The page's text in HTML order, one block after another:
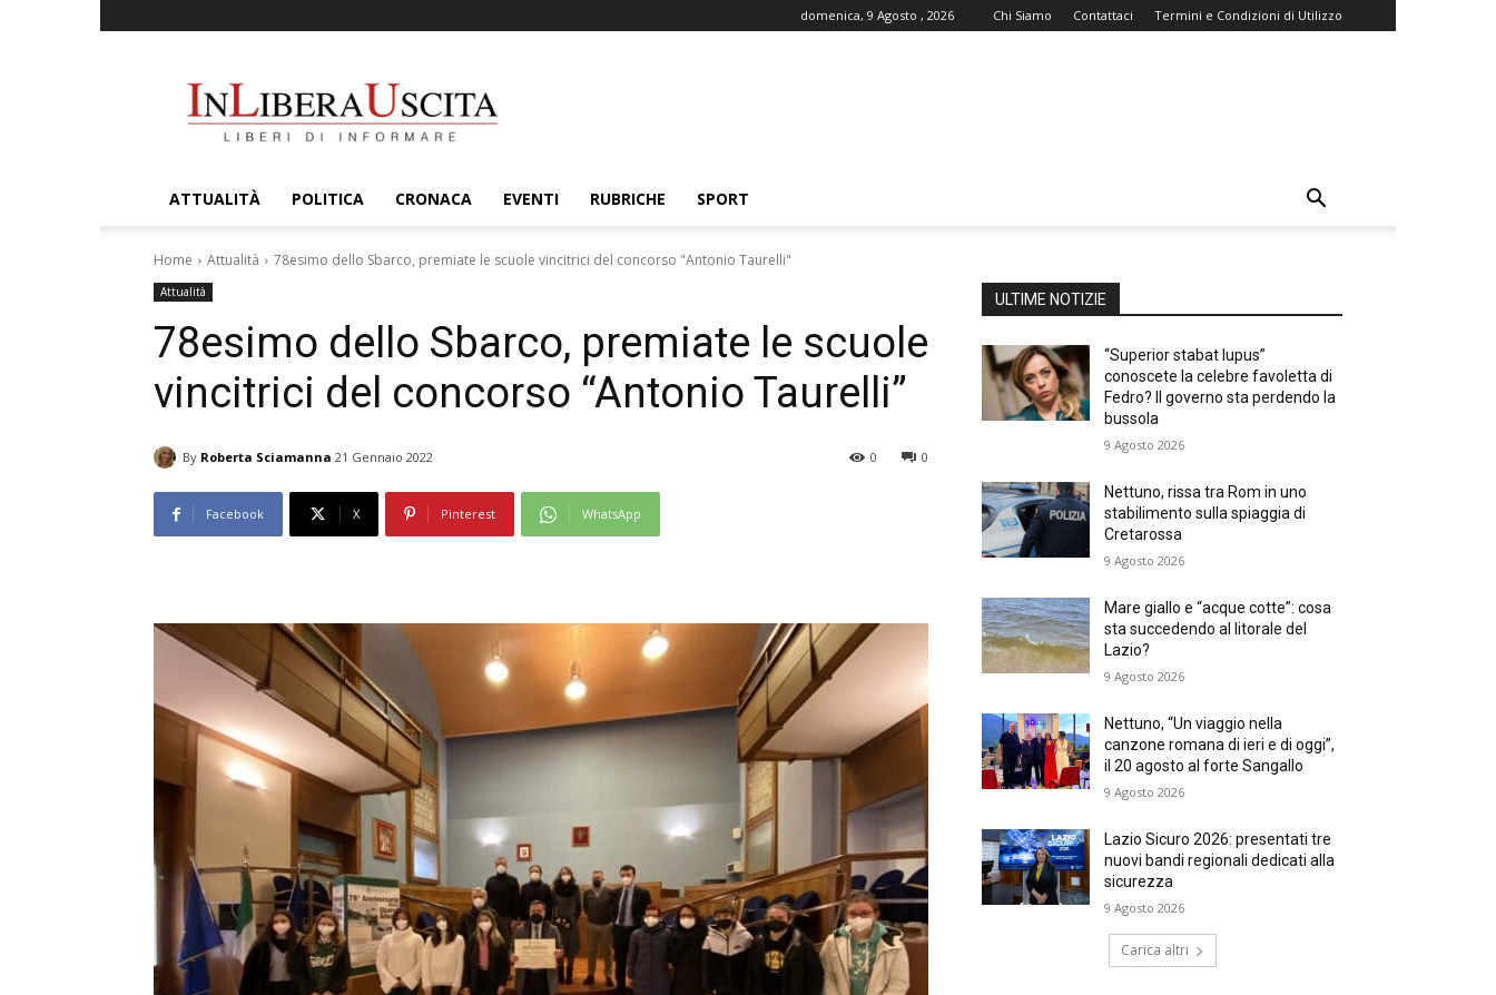
domenica, 9 Agosto , 2026 Chi Siamo Contattaci Termini e Condizioni di Utilizzo
ATTUALITÀ POLITICA CRONACA EVENTI RUBRICHE SPORT
Home Attualità 78esimo dello Sbarco, premiate le scuole vincitrici del concorso "Antonio Taurelli"
Attualità
78esimo dello Sbarco, premiate le scuole
vincitrici del concorso “Antonio Taurelli”
By Roberta Sciamanna 21 Gennaio 2022 0
0
Facebook X Pinterest WhatsApp
ULTIME NOTIZIE
“Superior stabat lupus”
conoscete la celebre favoletta di
Fedro? Il governo sta perdendo la
bussola
9 Agosto 2026
Nettuno, rissa tra Rom in uno
stabilimento sulla spiaggia di
Cretarossa
9 Agosto 2026
Mare giallo e “acque cotte”: cosa
sta succedendo al litorale del
Lazio?
9 Agosto 2026
Nettuno, “Un viaggio nella
canzone romana di ieri e di oggi”,
il 20 agosto al forte Sangallo
9 Agosto 2026
Lazio Sicuro 2026: presentati tre
nuovi bandi regionali dedicati alla
sicurezza
9 Agosto 2026
Carica altri